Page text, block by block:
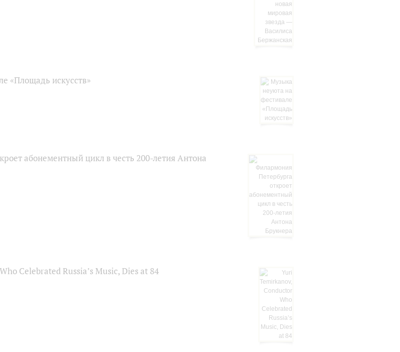
«Площадь искусств»
абонементный цикл в честь 200-летия Антона
Celebrated Russia’s Music, Dies at 84